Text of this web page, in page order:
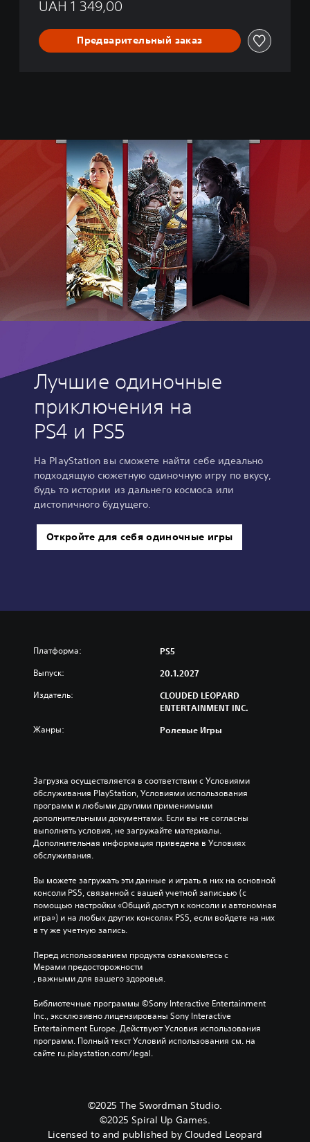
UAH 1 349,00
Предварительный заказ
Лучшие одиночные
приключения на
PS4 и PS5
На PlayStation вы сможете найти себе идеально
подходящую сюжетную одиночную игру по вкусу,
будь то истории из дальнего космоса или
дистопичного будущего.
Откройте для себя одиночные игры
Платформа: PS5
Выпуск: 20.1.2027
Издатель:
CLOUDED LEOPARD
ENTERTAINMENT INC.
Жанры: Ролевые Игры
Загрузка осуществляется в соответствии с Условиями
обслуживания PlayStation, Условиями использования
программ и любыми другими применимыми
дополнительными документами. Если вы не согласны
выполнять условия, не загружайте материалы.
Дополнительная информация приведена в Условиях
обслуживания.
Вы можете загружать эти данные и играть в них на основной
консоли PS5, связанной с вашей учетной записьью (с
помощью настройки «Общий доступ к консоли и автономная
игра») и на любых других консолях PS5, если войдете на них
в ту же учетную запись.
Перед использованием продукта ознакомьтесь с
Мерами предосторожности
, важными для вашего здоровья.
Библиотечные программы ©Sony Interactive Entertainment
Inc., эксклюзивно лицензированы Sony Interactive
Entertainment Europe. Действуют Условия использования
программ. Полный текст Условий использования см. на
сайте ru.playstation.com/legal.
©2025 The Swordman Studio.
©2025 Spiral Up Games.
Licensed to and published by Clouded Leopard